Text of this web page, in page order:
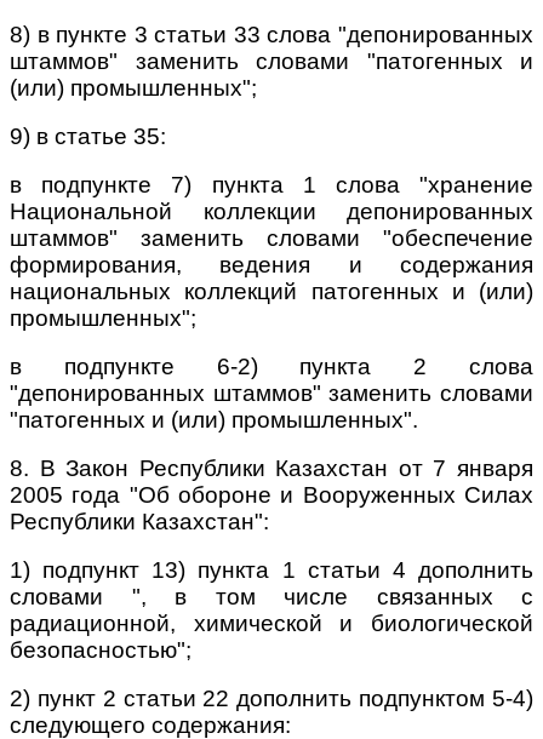
8) в пункте 3 статьи 33 слова "депонированных
штаммов" заменить словами "патогенных и
(или) промышленных";
9) в статье 35:
в подпункте 7) пункта 1 слова "хранение
Национальной коллекции депонированных
штаммов" заменить словами "обеспечение
формирования, ведения и содержания
национальных коллекций патогенных и (или)
промышленных";
в подпункте 6-2) пункта 2 слова
"депонированных штаммов" заменить словами
"патогенных и (или) промышленных".
8. В Закон Республики Казахстан от 7 января
2005 года "Об обороне и Вооруженных Силах
Республики Казахстан":
1) подпункт 13) пункта 1 статьи 4 дополнить
словами ", в том числе связанных с
радиационной, химической и биологической
безопасностью";
2) пункт 2 статьи 22 дополнить подпунктом 5-4)
следующего содержания: